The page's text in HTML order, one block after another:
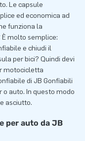
Le capsule
ed economica ad
funziona la
molto semplice:
e chiudi il
per bici? Quindi devi
motocicletta
di JB Gonfiabili
auto. In questo modo
asciutto.
per auto da JB